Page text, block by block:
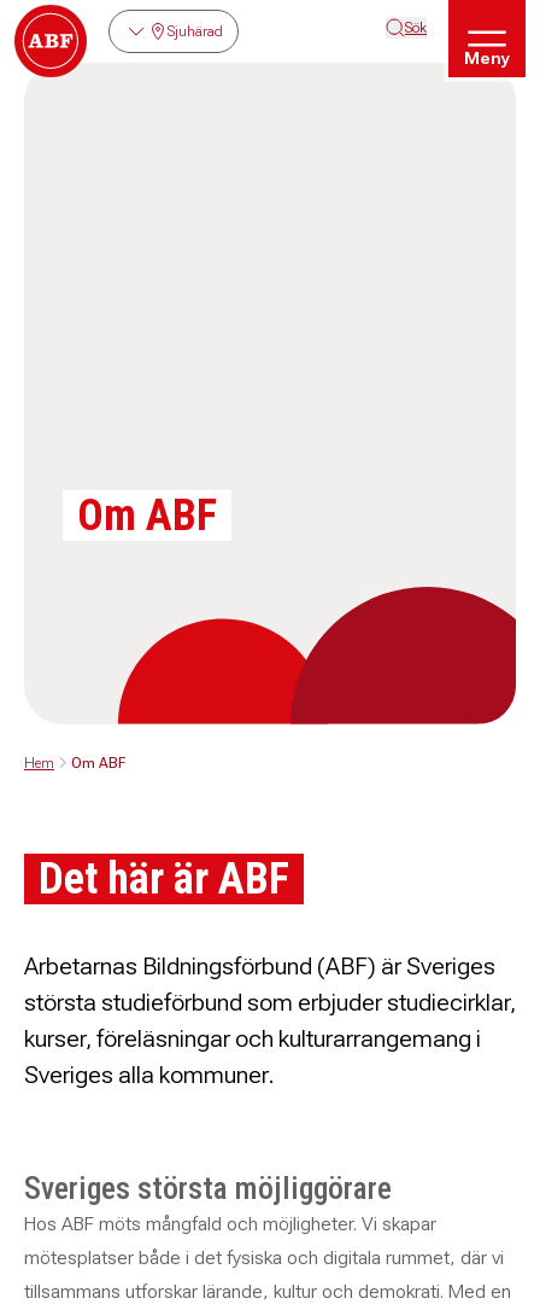
Sjuhärad Sök
Meny
Om ABF
Hem Om ABF
Det här är ABF
Arbetarnas Bildningsförbund (ABF) är Sveriges
största studieförbund som erbjuder studiecirklar,
kurser, föreläsningar och kulturarrangemang i
Sveriges alla kommuner.
Sveriges största möjliggörare
Hos ABF möts mångfald och möjligheter. Vi skapar
mötesplatser både i det fysiska och digitala rummet, där vi
tillsammans utforskar lärande, kultur och demokrati. Med en